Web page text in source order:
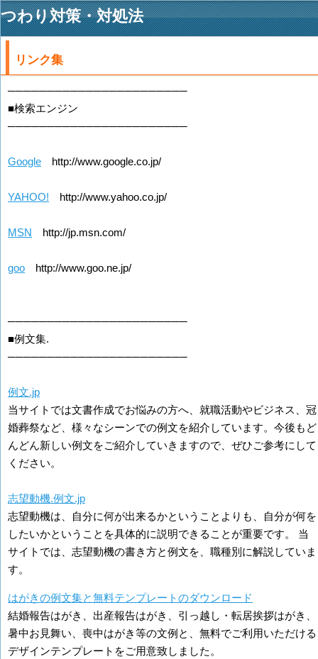
つわり対策・対処法
リンク集
───────────────────────
■検索エンジン
───────────────────────
Google http://www.google.co.jp/
YAHOO! http://www.yahoo.co.jp/
MSN http://jp.msn.com/
goo http://www.goo.ne.jp/
───────────────────────
■例文集.
───────────────────────
例文.jp
当サイトでは文書作成でお悩みの方へ、就職活動やビジネス、冠
婚葬祭など、様々なシーンでの例文を紹介しています。今後もど
んどん新しい例文をご紹介していきますので、ぜひご参考にして
ください。
志望動機.例文.jp
志望動機は、自分に何が出来るかということよりも、自分が何を
したいかということを具体的に説明できることが重要です。 当
サイトでは、志望動機の書き方と例文を、職種別に解説していま
す。
はがきの例文集と無料テンプレートのダウンロード
結婚報告はがき、出産報告はがき、引っ越し・転居挨拶はがき、
暑中お見舞い、喪中はがき等の文例と、無料でご利用いただける
デザインテンプレートをご用意致しました。